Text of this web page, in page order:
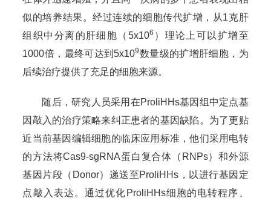
似的培养结果。经过连续的细胞传代扩增，从1克肝
组织中分离的肝细胞（5x106 ）理论上可以扩增至
1000倍，最终可达到5x109数量级的扩增肝细胞，为
后续治疗提供了充足的细胞来源。
随后，研究人员采用在ProliHHs基因组中定点基
因敲入的治疗策略来纠正患者的基因缺陷。为了更贴
近当前基因编辑细胞的临床应用标准，他们采用电转
的方法将Cas9-sgRNA蛋白复合体（RNPs）和外源
基因片段（Donor）递送至ProliHHs，以进行基因定
点敲入表达。通过优化ProliHHs细胞的电转程序、